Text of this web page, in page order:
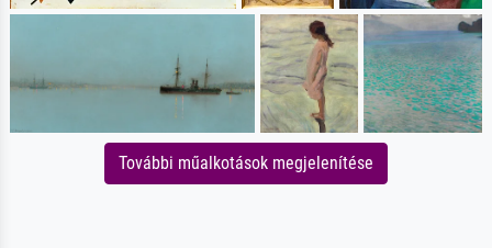
További műalkotások megjelenítése